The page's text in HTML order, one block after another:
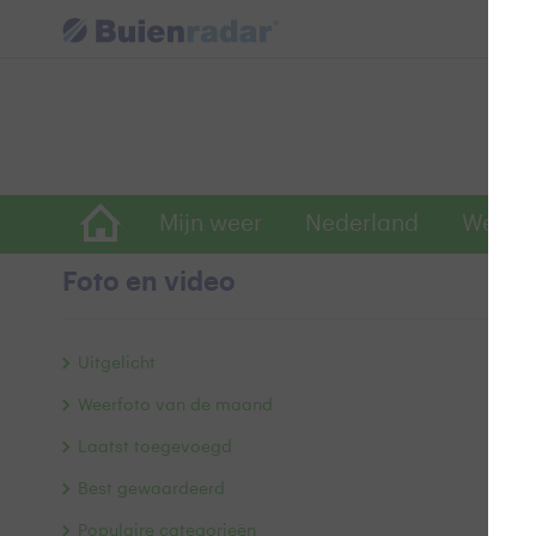
Mijn weer Nederland
Foto en video
Uitgelicht
Weerfoto van de maand
Laatst toegevoegd
Best gewaardeerd
Populaire categorieën